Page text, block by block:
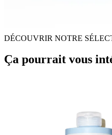
DÉCOUVRIR NOTRE
Ça pourrait vous